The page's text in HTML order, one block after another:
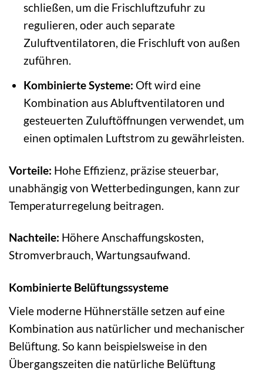
schließen, um die Frischluftzufuhr zu
regulieren, oder auch separate
Zuluftventilatoren, die Frischluft von außen
zuführen.
Kombinierte Systeme: Oft wird eine
Kombination aus Abluftventilatoren und
gesteuerten Zuluftöffnungen verwendet, um
einen optimalen Luftstrom zu gewährleisten.
Vorteile: Hohe Effizienz, präzise steuerbar,
unabhängig von Wetterbedingungen, kann zur
Temperaturregelung beitragen.
Nachteile: Höhere Anschaffungskosten,
Stromverbrauch, Wartungsaufwand.
Kombinierte Belüftungssysteme
Viele moderne Hühnerställe setzen auf eine
Kombination aus natürlicher und mechanischer
Belüftung. So kann beispielsweise in den
Übergangszeiten die natürliche Belüftung